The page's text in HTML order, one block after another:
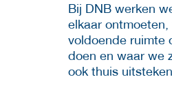
Bij DNB werken
elkaar
voldoende ruimte
doen en waar we
ook thuis